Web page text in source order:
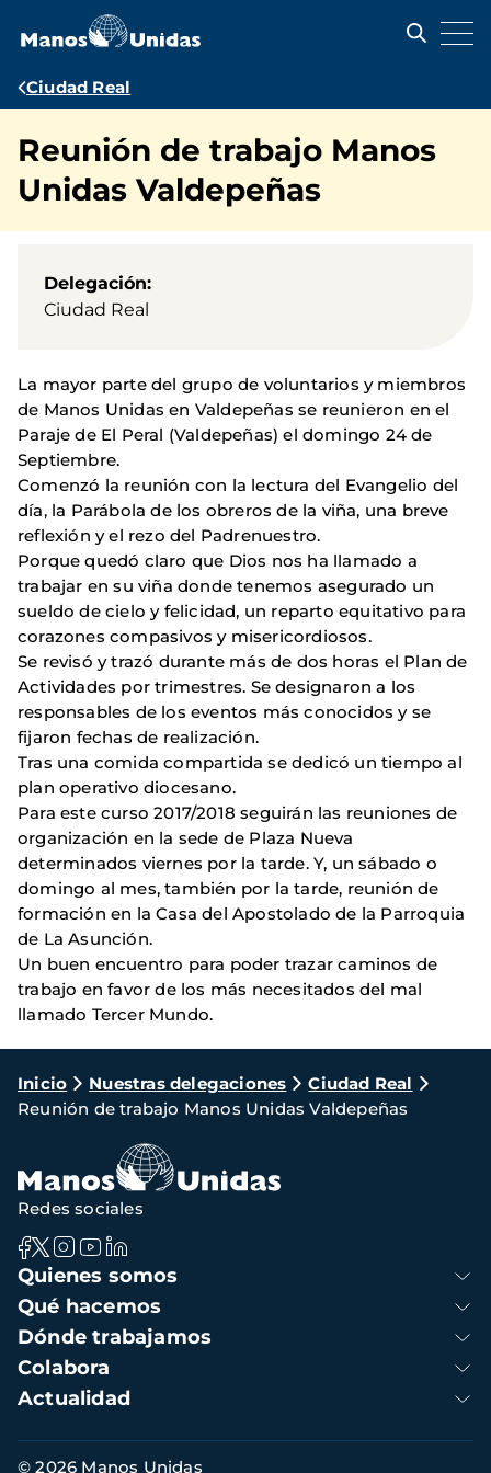
contenido
Ruta
navegación
Ciudad Real
Reunión de trabajo Manos
Unidas Valdepeñas
Delegación
Ciudad Real
La mayor parte del grupo de voluntarios y miembros
de Manos Unidas en Valdepeñas se reunieron en el
Paraje de El Peral (Valdepeñas) el domingo 24 de
Septiembre.
Comenzó la reunión con la lectura del Evangelio del
día, la Parábola de los obreros de la viña, una breve
reflexión y el rezo del Padrenuestro.
Porque quedó claro que Dios nos ha llamado a
trabajar en su viña donde tenemos asegurado un
sueldo de cielo y felicidad, un reparto equitativo para
corazones compasivos y misericordiosos.
Se revisó y trazó durante más de dos horas el Plan de
Actividades por trimestres. Se designaron a los
responsables de los eventos más conocidos y se
fijaron fechas de realización.
Tras una comida compartida se dedicó un tiempo al
plan operativo diocesano.
Para este curso 2017/2018 seguirán las reuniones de
organización en la sede de Plaza Nueva
determinados viernes por la tarde. Y, un sábado o
domingo al mes, también por la tarde, reunión de
formación en la Casa del Apostolado de la Parroquia
de La Asunción.
Un buen encuentro para poder trazar caminos de
trabajo en favor de los más necesitados del mal
llamado Tercer Mundo.
Ruta
de
navegación
Inicio Nuestras delegaciones
Ciudad Real
Reunión de trabajo Manos Unidas Valdepeñas
Navegación
principal
Quienes somos
Qué hacemos
Dónde trabajamos
Colabora
Actualidad
Redes sociales
Información
© 2026 Manos Unidas